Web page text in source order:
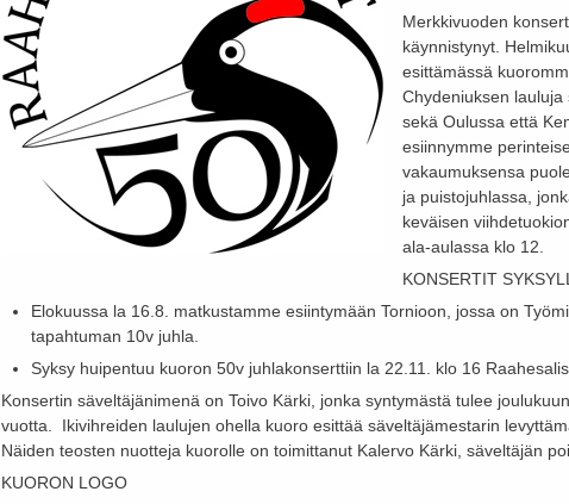
Merkkivuoden
käynnistynyt.
esittämässä
Chydeniuksen
sekä Oulussa että
esiinnymme
vakaumuksensa
ja puistojuhlassa,
keväisen
ala-aulassa klo 12.
KONSERTIT
Elokuussa la 16.8. matkustamme esiintymään Tornioon, jossa on
tapahtuman 10v juhla.
Syksy huipentuu kuoron 50v juhlakonserttiin la 22.11. klo 16
Konsertin säveltäjänimenä on Toivo Kärki, jonka syntymästä tulee
vuotta. Ikivihreiden laulujen ohella kuoro esittää säveltäjämestarin
Näiden teosten nuotteja kuorolle on toimittanut Kalervo Kärki, säveltäjän
KUORON LOGO